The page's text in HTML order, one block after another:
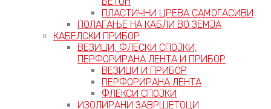
ПЛАСТИЧНИ ЦРЕВА САМОГАСИВИ
ПОЛАГАЊЕ НА КАБЛИ ВО ЗЕМЈА
КАБЕЛСКИ ПРИБОР
ВЕЗИЦИ, ФЛЕСКИ СПОЈКИ,
ПЕРФОРИРАНА ЛЕНТА И ПРИБОР
ВЕЗИЦИ И ПРИБОР
ПЕРФОРИРАНА ЛЕНТА
ФЛЕКСИ СПОЈКИ
ИЗОЛИРАНИ ЗАВРШЕТОЦИ